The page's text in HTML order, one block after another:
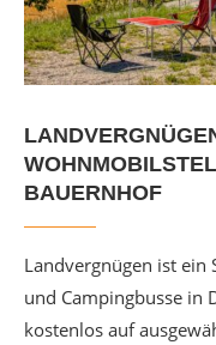
BAUERNHOF
Landvergnügen ist
und Campingbusse in
kostenlos auf